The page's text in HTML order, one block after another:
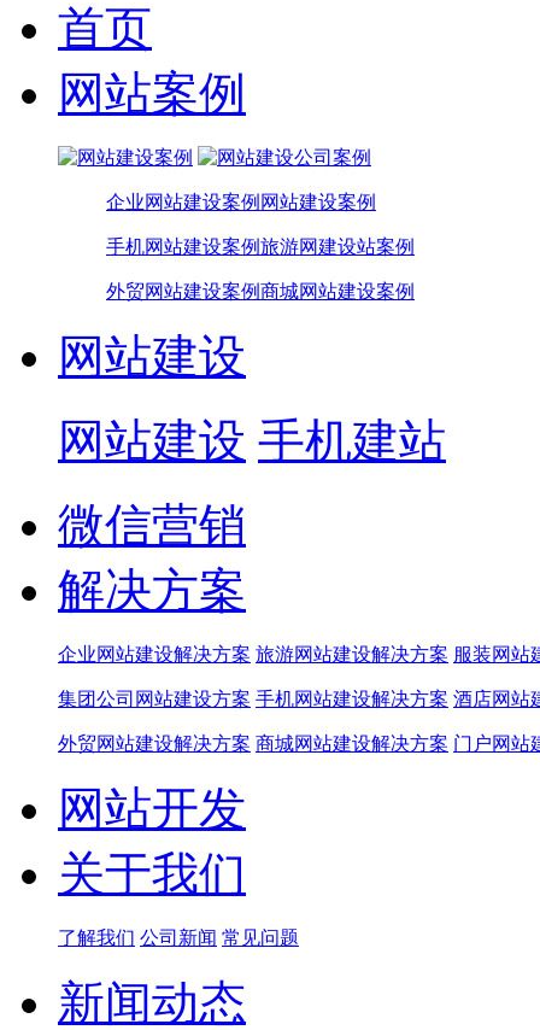
首页
网站案例
企业网站建设案例 网站建设案例
手机网站建设案例旅游网建设站案例
外贸网站建设案例商城网站建设案例
网站建设
网站建设 手机建站
微信营销
解决方案
企业网站建设解决方案 旅游网站建设解决方案 服装网站
集团公司网站建设方案 手机网站建设解决方案 酒店网站
外贸网站建设解决方案 商城网站建设解决方案 门户网站
网站开发
关于我们
了解我们 公司新闻 常见问题
新闻动态